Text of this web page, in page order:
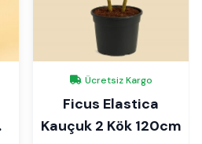
Ücretsiz Kargo
Ficus Elastica
Kauçuk 2 Kök 120cm